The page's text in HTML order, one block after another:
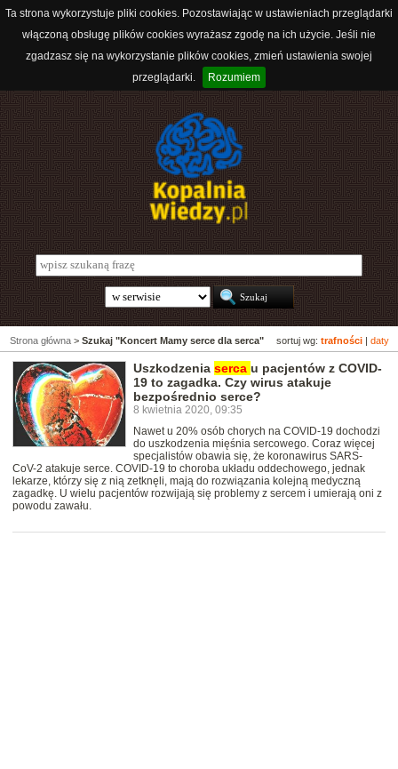
Ta strona wykorzystuje pliki cookies. Pozostawiając w ustawieniach przeglądarki
włączoną obsługę plików cookies wyrażasz zgodę na ich użycie. Jeśli nie
zgadzasz się na wykorzystanie plików cookies, zmień ustawienia swojej
przeglądarki.
Rozumiem
sortuj wg: trafności daty
Strona główna > Szukaj "Koncert Mamy serce dla serca"
Uszkodzenia serca u pacjentów z COVID-
19 to zagadka. Czy wirus atakuje
bezpośrednio serce?
8 kwietnia 2020, 09:35
Nawet u 20% osób chorych na COVID-19 dochodzi
do uszkodzenia mięśnia sercowego. Coraz więcej
specjalistów obawia się, że koronawirus SARS-
CoV-2 atakuje serce. COVID-19 to choroba układu oddechowego, jednak
lekarze, którzy się z nią zetknęli, mają do rozwiązania kolejną medyczną
zagadkę. U wielu pacjentów rozwijają się problemy z sercem i umierają oni z
powodu zawału.